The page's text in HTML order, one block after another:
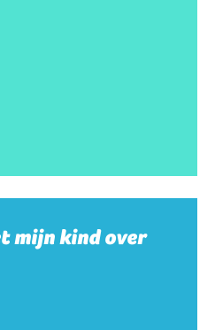
mijn kind over